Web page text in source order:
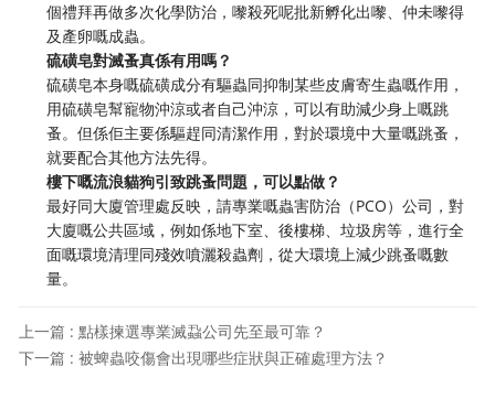
個禮拜再做多次化學防治，嚟殺死呢批新孵化出嚟、仲未嚟得
及產卵嘅成蟲。
硫磺皂對滅蚤真係有用嗎？
硫磺皂本身嘅硫磺成分有驅蟲同抑制某些皮膚寄生蟲嘅作用，
用硫磺皂幫寵物沖涼或者自己沖涼，可以有助減少身上嘅跳
蚤。但係佢主要係驅趕同清潔作用，對於環境中大量嘅跳蚤，
就要配合其他方法先得。
樓下嘅流浪貓狗引致跳蚤問題，可以點做？
最好同大廈管理處反映，請專業嘅蟲害防治（PCO）公司，對
大廈嘅公共區域，例如係地下室、後樓梯、垃圾房等，進行全
面嘅環境清理同殘效噴灑殺蟲劑，從大環境上減少跳蚤嘅數
量。
上一篇 : 點樣揀選專業滅蝨公司先至最可靠？
下一篇 : 被蜱蟲咬傷會出現哪些症狀與正確處理方法？